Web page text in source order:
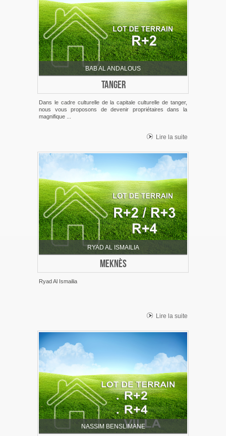
BAB AL ANDALOUS
TANGER
Dans le cadre culturelle de la capitale culturelle de tanger,
nous vous proposons de devenir propriétaires dans la
magnifique ...
Lire la suite
RYAD AL ISMAILIA
MEKNÈS
Ryad Al Ismailia
Lire la suite
NASSIM BENSLIMANE